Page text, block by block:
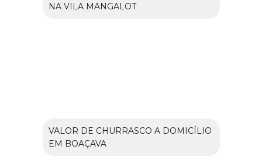
NA VILA MANGALOT
VALOR DE CHURRASCO A DOMICÍLIO
EM BOAÇAVA